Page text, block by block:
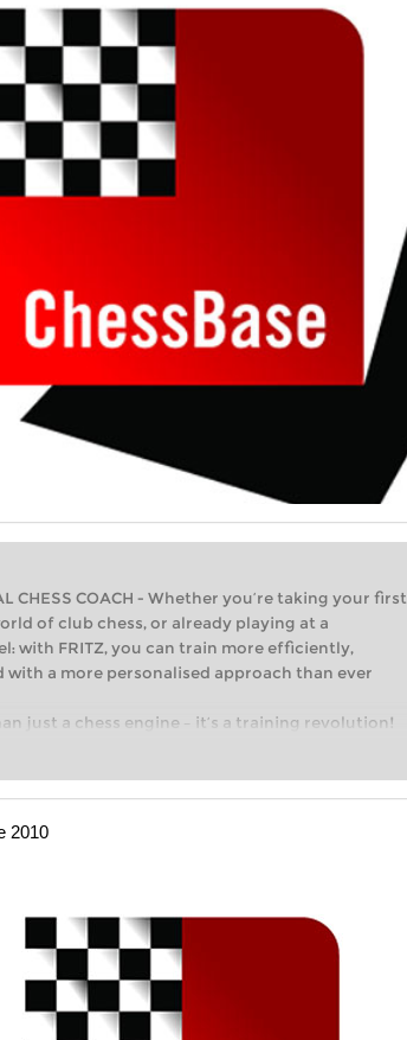
CHESS COACH - Whether you’re taking your first
of club chess, or already playing at a
with FRITZ, you can train more efficiently,
a more personalised approach than ever
just a chess engine – it’s a training revolution!
your first steps into the world of club chess,
intelligently and with a more personalised
before.
2010